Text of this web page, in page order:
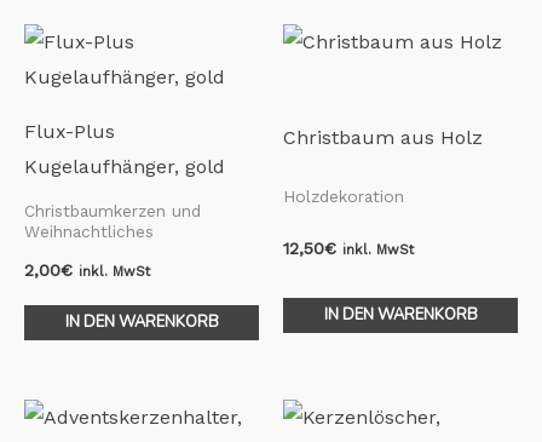
Flux-Plus
Kugelaufhänger, gold
Christbaumkerzen und
Weihnachtliches
2,00€ inkl. MwSt
IN DEN WARENKORB
Christbaum aus Holz
Holzdekoration
12,50€ inkl. MwSt
IN DEN WARENKORB